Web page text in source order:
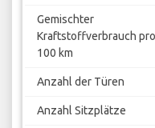
Gemischter
Kraftstoffverbrauch pro
100 km
Anzahl der Türen
Anzahl Sitzplätze